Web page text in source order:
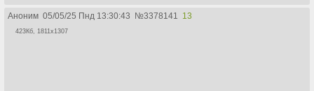
Аноним 05/05/25 Пнд 13:30:43 №3378141 13
423Кб, 1811x1307